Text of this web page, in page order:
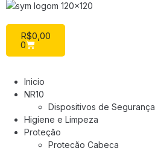
R$0,00
0
Inicio
NR10
Dispositivos de Segurança
Higiene e Limpeza
Proteção
Proteção Cabeça